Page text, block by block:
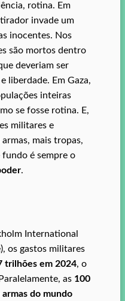
rotina. Em
invade um
inocentes. Nos
são mortos dentro
deveriam ser
liberdade. Em Gaza,
inteiras
se fosse rotina. E,
militares e
mais tropas,
é sempre o
.
International
os gastos militares
trilhões em 2024, o
as 100
do mundo